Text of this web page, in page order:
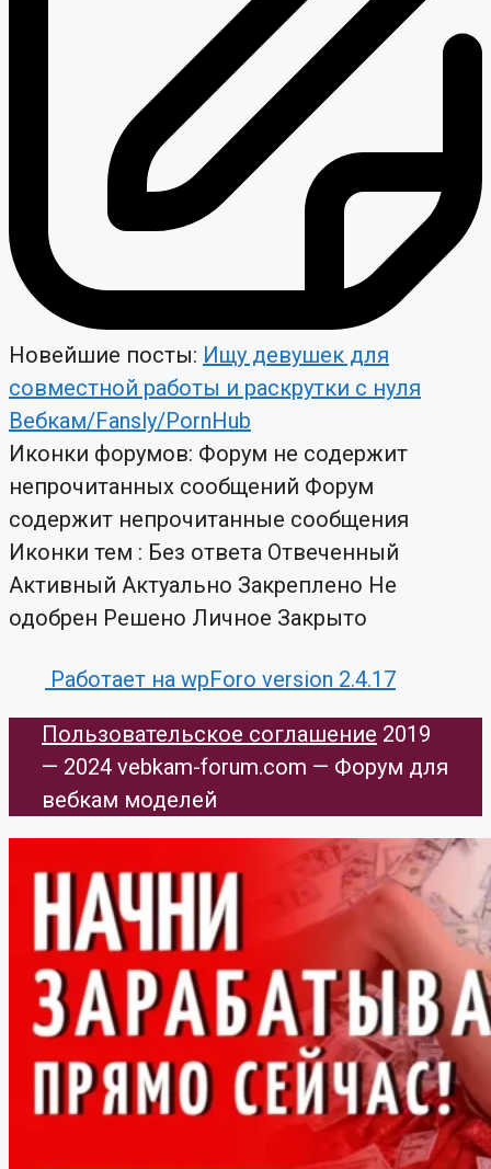
Новейшие посты: Ищу девушек для
совместной работы и раскрутки с нуля
Вебкам/Fansly/PornHub
Иконки форумов: Форум не содержит
непрочитанных сообщений Форум
содержит непрочитанные сообщения
Иконки тем : Без ответа Отвеченный
Активный Актуально Закреплено Не
одобрен Решено Личное Закрыто
Работает на wpForo version 2.4.17
Пользовательское соглашение ​ 2019
— 2024 vebkam-forum.com — Форум для
вебкам моделей